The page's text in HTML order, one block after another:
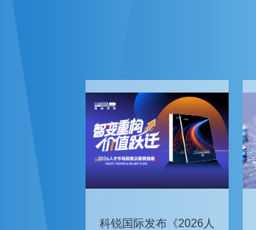
科锐国际发布《2026人